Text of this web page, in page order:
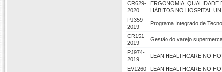
CR629-
2020
ERGONOMIA, QUALIDADE
HÁBITOS NO HOSPITAL
PJ359-
2019
Programa Integrado de
CR151-
2019
Gestão do varejo
PJ974-
2019
LEAN HEALTHCARE NO
EV1260- LEAN HEALTHCARE NO